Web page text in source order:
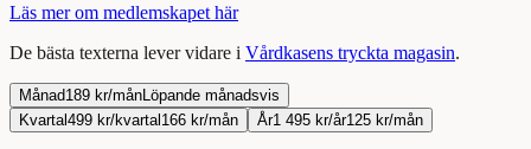
Läs mer om medlemskapet här
De bästa texterna lever vidare i Vårdkasens tryckta magasin.
Månad189 kr/månLöpande månadsvis
Kvartal499 kr/kvartal166 kr/mån År1 495 kr/år125 kr/mån